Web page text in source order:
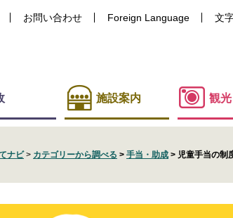
お問い合わせ Foreign Language 文
施設案内 観
ナビ > カテゴリーから調べる > 手当・助成 > 児童手当の制